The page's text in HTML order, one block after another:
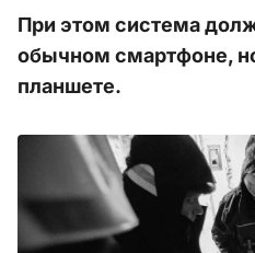
При этом система
обычном смартфоне,
планшете.